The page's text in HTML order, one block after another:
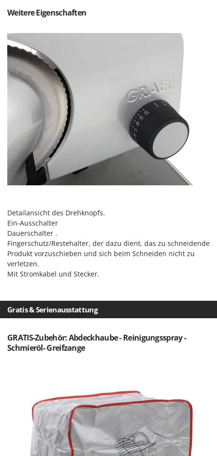
Wein- und Obstpressen
Wiesenwalzen für Traktor
Wippsägen
Wurstfüller
Zinkeneggen
Zubehör für Rasentraktoren
Lampacrescia - MGM
LAR Casalinghi
Lavor
Linea VZ
Lisam
M.A.I.BO.
Macom
Macte Ovens
Makita
Marina Systems
Master
Mastercook
McCulloch
MCH
Mille
Minox
Mockmill
More than chef
MTD
New O.M.R.A.
Nilfisk
Weitere Eigenschaften
Detailansicht des Drehknopfs.
Ein-Ausschalter
Dauerschalter .
Fingerschutz/Restehalter, der dazu dient, das zu schneidende
Produkt vorzuschieben und sich beim Schneiden nicht zu
verletzen.
Mit Stromkabel und Stecker.
Gratis & Serienausstattung
GRATIS-Zubehör: Abdeckhaube - Reinigungsspray -
Schmieröl- Greifzange